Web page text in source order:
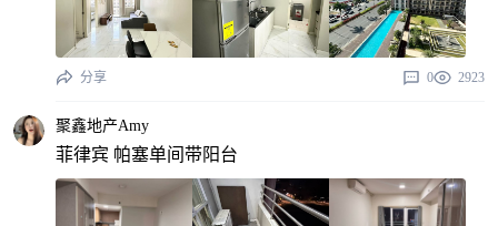
分享 0 2923
聚鑫地产Amy
菲律宾 帕塞单间带阳台